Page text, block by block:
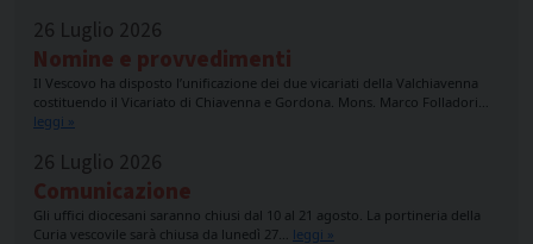
26 Luglio 2026
Nomine e provvedimenti
Il Vescovo ha disposto l’unificazione dei due vicariati della Valchiavenna
costituendo il Vicariato di Chiavenna e Gordona. Mons. Marco Folladori…
leggi »
26 Luglio 2026
Comunicazione
Gli uffici diocesani saranno chiusi dal 10 al 21 agosto. La portineria della
Curia vescovile sarà chiusa da lunedì 27… leggi »